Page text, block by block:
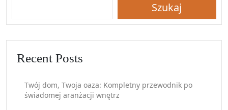
Szukaj
Recent Posts
Twój dom, Twoja oaza: Kompletny przewodnik po
świadomej aranżacji wnętrz